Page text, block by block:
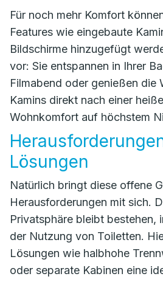
Für noch mehr Komfort
Features wie eingebaute
Bildschirme hinzugefügt
vor: Sie entspannen in Ihrer
Filmabend oder genießen die
Kamins direkt nach einer
Wohnkomfort auf höchstem
Lösungen
Natürlich bringt diese offene
Herausforderungen mit sich.
Privatsphäre bleibt bestehen,
der Nutzung von Toiletten.
Lösungen wie halbhohe
oder separate Kabinen eine